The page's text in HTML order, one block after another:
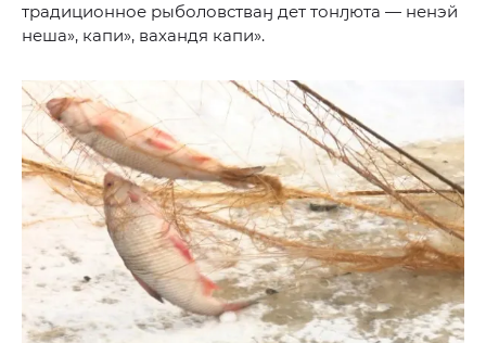
традиционное рыболовстваӈ дет тонԓюта — ненэй
неша», капи», вахандя капи».